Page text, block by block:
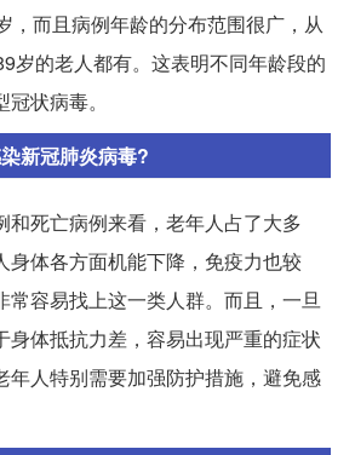
，而且病例年龄的分布范围很广，从
岁的老人都有。这表明不同年龄段的
状病毒。
新冠肺炎病毒?
和死亡病例来看，老年人占了大多
身体各方面机能下降，免疫力也较
常容易找上这一类人群。而且，一旦
身体抵抗力差，容易出现严重的症状
年人特别需要加强防护措施，避免感